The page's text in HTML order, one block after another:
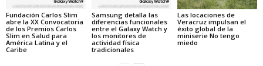
Fundación Carlos Slim
abre la XX Convocatoria
de los Premios Carlos
Slim en Salud para
América Latina y el
Caribe
Samsung detalla las
diferencias funcionales
entre el Galaxy Watch y
los monitores de
actividad física
tradicionales
Las locaciones de
Veracruz impulsan el
éxito global de la
miniserie No tengo
miedo